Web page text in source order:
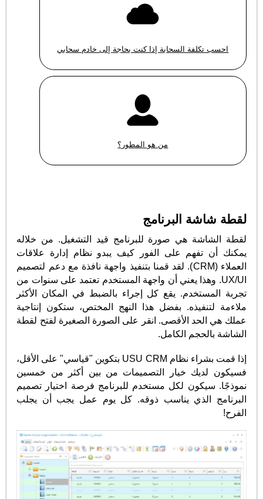
احسب تكلفة السحابة إذا كنت بحاجة إلى خادم سحابي
من هو المطور؟
لقطة شاشة البرنامج
لقطة الشاشة هي صورة للبرنامج قيد التشغيل. من خلاله
يمكنك أن تفهم على الفور كيف يبدو نظام إدارة علاقات
العملاء (CRM). لقد قمنا بتنفيذ واجهة نافذة مع دعم لتصميم
UX/UI. وهذا يعني أن واجهة المستخدم تعتمد على سنوات من
تجربة المستخدم. يقع كل إجراء بالضبط في المكان الأكثر
ملاءمة لتنفيذه. بفضل هذا النهج المختص، ستكون إنتاجية
عملك هي الحد الأقصى. انقر على الصورة الصغيرة لفتح لقطة
الشاشة بالحجم الكامل.
إذا قمت بشراء نظام USU CRM بتكوين "قياسي" على الأقل،
فسيكون لديك خيار التصميمات من بين أكثر من خمسين
نموذجًا. سيكون لكل مستخدم للبرنامج فرصة اختيار تصميم
البرنامج الذي يناسب ذوقه. كل يوم عمل يجب أن يجلب
الفرح!